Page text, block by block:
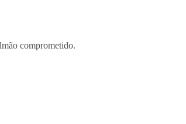
comprometido.